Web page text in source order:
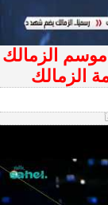
الزمالك
الزمالك